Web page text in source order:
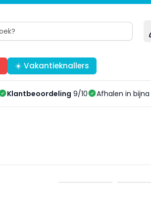
☀️ Vakantieknallers
Klantbeoordeling 9/10 Afhalen in bijna